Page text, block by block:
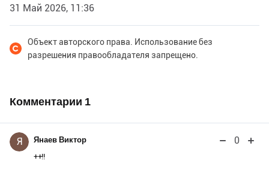
31 Май 2026, 11:36
Объект авторского права. Использование без
разрешения правообладателя запрещено.
Комментарии 1
Я Янаев Виктор 0
++!!